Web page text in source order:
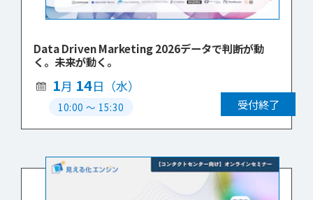
Data Driven Marketing 2026データで判断が動
く。未来が動く。
1月 14日（水）
10:00〜 15:30 受付終了